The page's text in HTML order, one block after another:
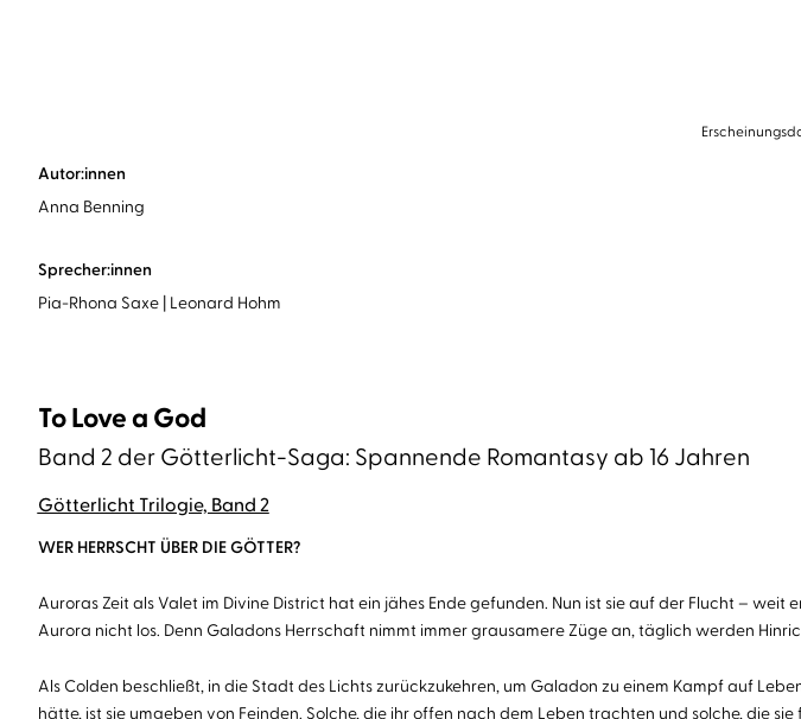
Autor:innen
Anna Benning
Sprecher:innen
Pia-Rhona Saxe Leonard Hohm
To Love a God
Band 2 der Götterlicht-Saga: Spannende Romantasy ab 16 Jahren
Götterlicht Trilogie, Band 2
WER HERRSCHT ÜBER DIE GÖTTER?
Auroras Zeit als Valet im Divine District hat ein jähes Ende gefunden. Nun ist sie auf der Flucht –
Aurora nicht los. Denn Galadons Herrschaft nimmt immer grausamere Züge an, täglich werden
Als Colden beschließt, in die Stadt des Lichts zurückzukehren, um Galadon zu einem Kampf auf
hätte, ist sie umgeben von Feinden. Solche, die ihr offen nach dem Leben trachten und solche, die